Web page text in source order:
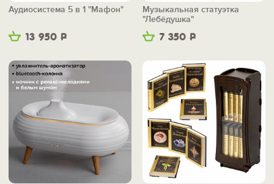
13 950 Р
Аудиосистема 5 в 1 "Мафон"
7 350 Р
Музыкальная статуэтка
"Лебёдушка"